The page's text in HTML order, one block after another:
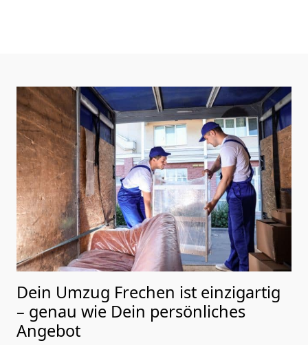
Dein Umzug Frechen ist einzigartig
– genau wie Dein persönliches
Angebot